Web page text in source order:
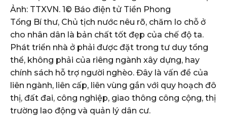
Ảnh: TTXVN. 1 © Báo điện tử Tiền Phong
Tổng Bí thư, Chủ tịch nước nêu rõ, chăm lo chỗ ở
cho nhân dân là bản chất tốt đẹp của chế độ ta.
Phát triển nhà ở phải được đặt trong tư duy tổng
thể, không phải của riêng ngành xây dựng, hay
chính sách hỗ trợ người nghèo. Đây là vấn đề của
liên ngành, liên cấp, liên vùng gắn với quy hoạch đô
thị, đất đai, công nghiệp, giao thông công cộng, thị
trường lao động và quản lý dân cư.